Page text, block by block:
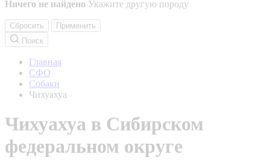
Ничего не найдено Укажите другую породу
Сбросить
Применить
Поиск
Главная
СФО
Собаки
Чихуахуа
Чихуахуа в Сибирском
федеральном округе